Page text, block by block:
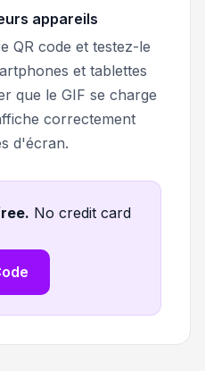
appareils
QR code et testez-le
et tablettes
que le GIF se charge
correctement
d'écran.
. No credit card